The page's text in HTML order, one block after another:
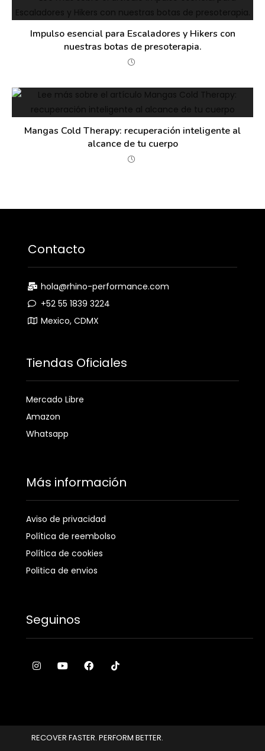
Impulso esencial para Escaladores y Hikers con
nuestras botas de presoterapia.
Mangas Cold Therapy: recuperación inteligente al
alcance de tu cuerpo
Contacto
hola@rhino-performance.com
+52 55 1839 3224
Mexico, CDMX
Tiendas Oficiales
Mercado Libre
Amazon
Whatsapp
Más información
Aviso de privacidad
Política de reembolso
Política de cookies
Politica de envios
Seguinos
RECOVER FASTER. PERFORM BETTER.